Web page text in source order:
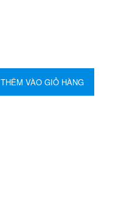
THÊM VÀO GIỎ HÀNG